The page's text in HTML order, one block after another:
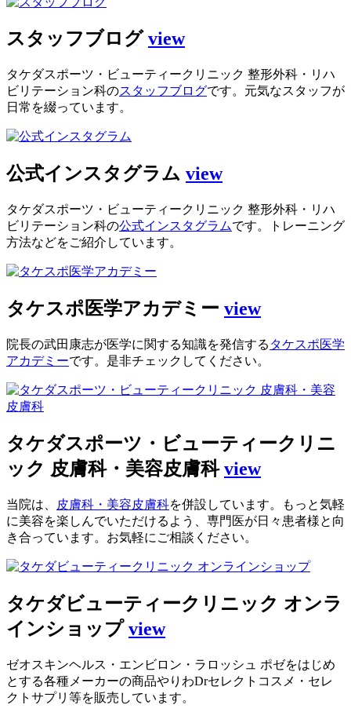
スタッフブログview
タケダスポーツ・ビューティークリニック 整形外科・リハ
ビリテーション科のスタッフブログです。元気なスタッフが
日常を綴っています。
公式インスタグラム view
タケダスポーツ・ビューティークリニック 整形外科・リハ
ビリテーション科の公式インスタグラムです。トレーニング
方法などをご紹介しています。
タケスポ医学アカデミー view
院長の武田康志が医学に関する知識を発信する タケスポ医学
アカデミーです。是非チェックしてください。
タケダスポーツ・ビューティークリニ
ック 皮膚科・美容皮膚科view
当院は、 皮膚科・美容皮膚科を併設しています。もっと気軽
に美容を楽しんでいただけるよう、専門医が日々患者様と向
き合っています。お気軽にご相談ください。
タケダビューティークリニック オンラ
インショップview
ゼオスキンヘルス・エンビロン・ラロッシュ ポゼをはじめ
とする各種メーカーの商品やりわDrセレクトコスメ・セレ
クトサプリ等を販売しています。